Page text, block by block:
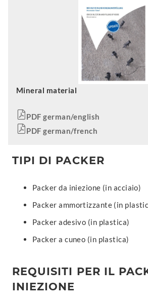
Mineral material
PDF german/english
PDF german/french
TIPI DI PACKER
Packer da iniezione (in acciaio)
Packer ammortizzante (in
Packer adesivo (in plastica)
Packer a cuneo (in plastica)
REQUISITI PER IL
INIEZIONE